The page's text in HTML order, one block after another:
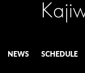
NEWS SCHEDULE